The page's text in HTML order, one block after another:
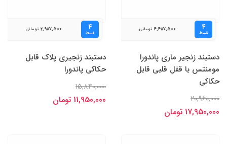
۴
قسط
4,487,500 تومانی
دستبند زنجیر ماری پاندورا
مومنتس با قفل قلبی قابل
حکاکی
20,960,000
17,950,000 تومان
۴
قسط
2,987,500 تومانی
دستبند زنجیری پلاک قابل
حکاکی پاندورا
15,840,000
11,950,000 تومان